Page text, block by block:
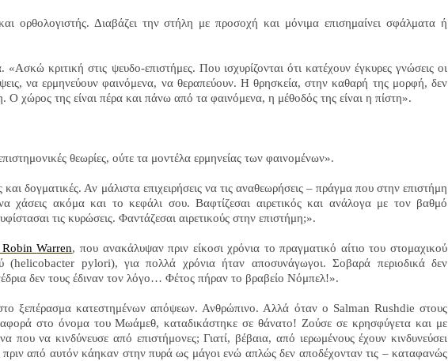
ορθολογιστής. Διαβάζει την στήλη με προσοχή και μόνιμα επισημαίνει σφάλματα ή
κριτική στις ψευδο-επιστήμες. Που ισχυρίζονται ότι κατέχουν έγκυρες γνώσεις οι
να ερμηνεύουν φαινόμενα, να θεραπεύουν. Η θρησκεία, στην καθαρή της μορφή, δεν
Ο χώρος της είναι πέρα και πάνω από τα φαινόμενα, η μέθοδός της είναι η πίστη».
θεωρίες, ούτε τα μοντέλα ερμηνείας των φαινομένων».
και δογματικές. Αν μάλιστα επιχειρήσεις να τις αναθεωρήσεις – πράγμα που στην επιστήμη
να χάσεις ακόμα και το κεφάλι σου. Βαφτίζεσαι αιρετικός και ανάλογα με τον βαθμό
τις κυρώσεις. Φαντάζεσαι αιρετικούς στην επιστήμη;».
Robin Warren, που ανακάλυψαν πριν είκοσι χρόνια το πραγματικό αίτιο του στομαχικού
(helicobacter pylori), για πολλά χρόνια ήταν αποσυνάγωγοι. Σοβαρά περιοδικά δεν
δεν τους έδιναν τον λόγο… Φέτος πήραν το βραβείο Νόμπελ!».
ξεπέρασμα κατεστημένων απόψεων. Ανθρώπινο. Αλλά όταν ο Salman Rushdie στους
στο όνομα του Μωάμεθ, καταδικάστηκε σε θάνατο! Ζούσε σε κρησφύγετα και με
που να κινδύνευσε από επιστήμονες; Γιατί, βέβαια, από ιερωμένους έχουν κινδυνεύσει
από αυτόν κάηκαν στην πυρά ως μάγοι ενώ απλώς δεν αποδέχονταν τις – καταφανώς